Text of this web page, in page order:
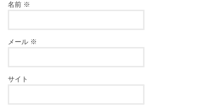
名前 ※
メール ※
サイト